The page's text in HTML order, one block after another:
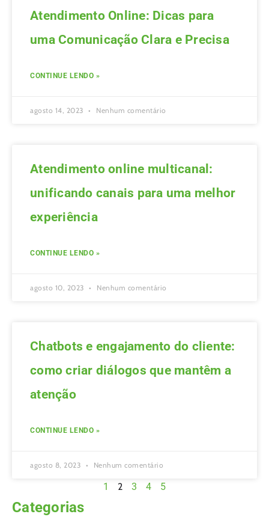
Atendimento Online: Dicas para
uma Comunicação Clara e Precisa
CONTINUE LENDO »
agosto 14, 2023 Nenhum comentário
Atendimento online multicanal:
unificando canais para uma melhor
experiência
CONTINUE LENDO »
agosto 10, 2023 Nenhum comentário
Chatbots e engajamento do cliente:
como criar diálogos que mantêm a
atenção
CONTINUE LENDO »
agosto 8, 2023 Nenhum comentário
1 2 3 4 5
Categorias